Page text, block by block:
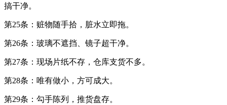
搞干净。
第25条：赃物随手拾，脏水立即拖。
第26条：玻璃不遮挡、镜子超干净。
第27条：现场片纸不存，仓库支货不多。
第28条：唯有做小，方可成大。
第29条：勾手陈列，推货盘存。